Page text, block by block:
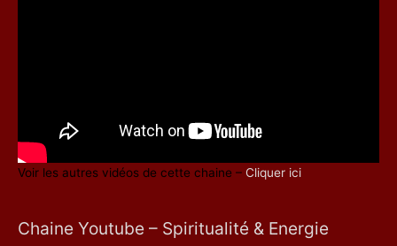
Voir les autres vidéos de cette chaine – Cliquer ici
Chaine Youtube – Spiritualité & Energie